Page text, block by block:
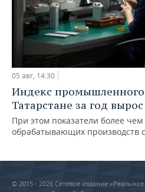
05 авг, 14:30
Индекс промышленного
Татарстане за год
При этом показатели более
обрабатывающих производств
© 2015 - 2026 Сетевое издание